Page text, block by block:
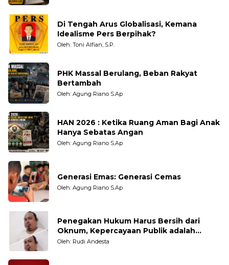
Di Tengah Arus Globalisasi, Kemana
Idealisme Pers Berpihak?
Oleh: Toni Alfian, S.P.
PHK Massal Berulang, Beban Rakyat
Bertambah
Oleh: Agung Riano S.Ap
HAN 2026 : Ketika Ruang Aman Bagi Anak
Hanya Sebatas Angan
Oleh: Agung Riano S.Ap
Generasi Emas: Generasi Cemas
Oleh: Agung Riano S.Ap
Penegakan Hukum Harus Bersih dari
Oknum, Kepercayaan Publik adalah
Taruhannya
Oleh: Rudi Andesta